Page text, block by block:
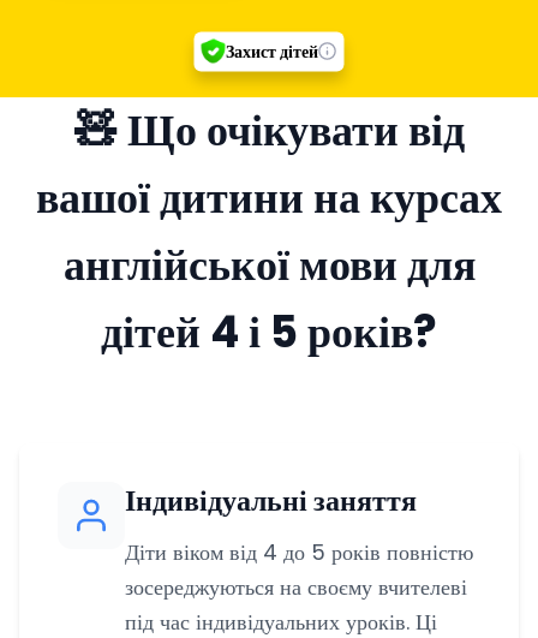
Захист дітей
🧸 Що очікувати від
вашої дитини на курсах
англійської мови для
дітей 4 і 5 років?
Індивідуальні заняття
Діти віком від 4 до 5 років повністю
зосереджуються на своєму вчителеві
під час індивідуальних уроків. Ці